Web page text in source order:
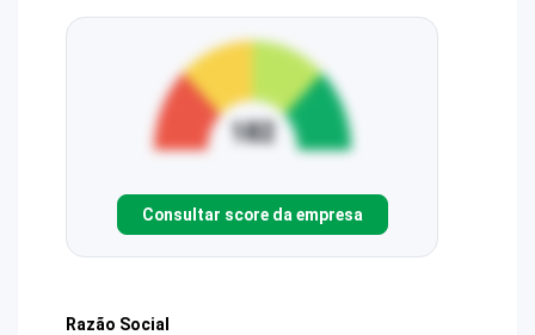
Consultar score da empresa
Razão Social